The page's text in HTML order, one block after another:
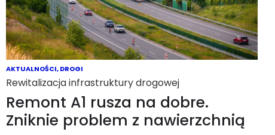
AKTUALNOŚCI,DROGI
Rewitalizacja infrastruktury drogowej
Remont A1 rusza na dobre.
Zniknie problem z nawierzchnią